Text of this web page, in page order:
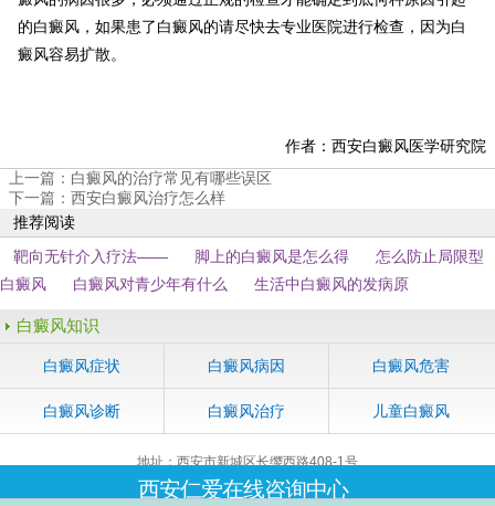
的白癜风，如果患了白癜风的请尽快去专业医院进行检查，因为白
癜风容易扩散。
作者：西安白癜风医学研究院
上一篇： 白癜风的治疗常见有哪些误区
下一篇： 西安白癜风治疗怎么样
推荐阅读
靶向无针介入疗法——
脚上的白癜风是怎么得
怎么防止局限型
白癜风
白癜风对青少年有什么 生活中白癜风的发病原
白癜风知识
白癜风症状 白癜风病因 白癜风危害
白癜风诊断 白癜风治疗 儿童白癜风
地址：西安市新城区长缨西路408-1号
联系电话：4006029688
西安仁爱在线咨询中心